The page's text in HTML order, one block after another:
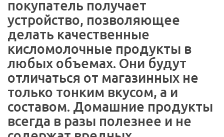
покупатель получает
устройство, позволяющее
делать качественные
кисломолочные продукты в
любых объемах. Они будут
отличаться от магазинных не
только тонким вкусом, а и
составом. Домашние продукты
всегда в разы полезнее и не